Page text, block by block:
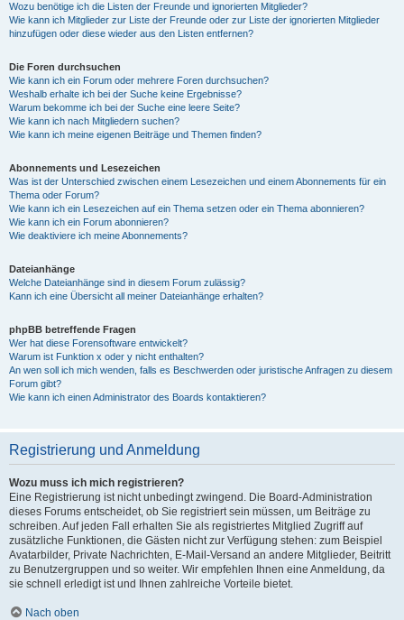
Wozu benötige ich die Listen der Freunde und ignorierten Mitglieder?
Wie kann ich Mitglieder zur Liste der Freunde oder zur Liste der ignorierten Mitglieder
hinzufügen oder diese wieder aus den Listen entfernen?
Die Foren durchsuchen
Wie kann ich ein Forum oder mehrere Foren durchsuchen?
Weshalb erhalte ich bei der Suche keine Ergebnisse?
Warum bekomme ich bei der Suche eine leere Seite?
Wie kann ich nach Mitgliedern suchen?
Wie kann ich meine eigenen Beiträge und Themen finden?
Abonnements und Lesezeichen
Was ist der Unterschied zwischen einem Lesezeichen und einem Abonnements für ein
Thema oder Forum?
Wie kann ich ein Lesezeichen auf ein Thema setzen oder ein Thema abonnieren?
Wie kann ich ein Forum abonnieren?
Wie deaktiviere ich meine Abonnements?
Dateianhänge
Welche Dateianhänge sind in diesem Forum zulässig?
Kann ich eine Übersicht all meiner Dateianhänge erhalten?
phpBB betreffende Fragen
Wer hat diese Forensoftware entwickelt?
Warum ist Funktion x oder y nicht enthalten?
An wen soll ich mich wenden, falls es Beschwerden oder juristische Anfragen zu diesem
Forum gibt?
Wie kann ich einen Administrator des Boards kontaktieren?
Registrierung und Anmeldung
Wozu muss ich mich registrieren?
Eine Registrierung ist nicht unbedingt zwingend. Die Board-Administration
dieses Forums entscheidet, ob Sie registriert sein müssen, um Beiträge zu
schreiben. Auf jeden Fall erhalten Sie als registriertes Mitglied Zugriff auf
zusätzliche Funktionen, die Gästen nicht zur Verfügung stehen: zum Beispiel
Avatarbilder, Private Nachrichten, E-Mail-Versand an andere Mitglieder, Beitritt
zu Benutzergruppen und so weiter. Wir empfehlen Ihnen eine Anmeldung, da
sie schnell erledigt ist und Ihnen zahlreiche Vorteile bietet.
Nach oben